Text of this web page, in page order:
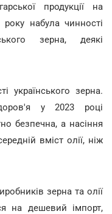
продукції на
набула чинності
зерна, деякі
українського зерна.
у 2023 році
безпечна, а насіння
вміст олії, ніж
зерна та олії
на дешевий імпорт,